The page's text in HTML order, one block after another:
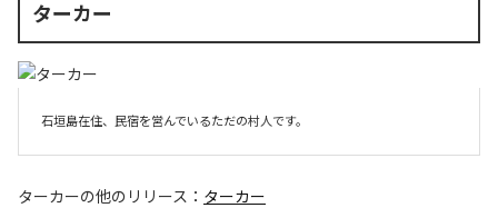
ターカー
石垣島在住、民宿を営んでいるただの村人です。
ターカーの他のリリース： ターカー